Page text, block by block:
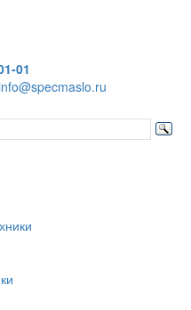
01